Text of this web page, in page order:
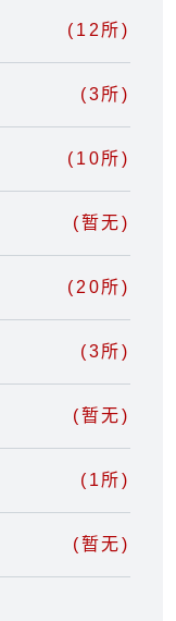
(12所)
(3所)
(10所)
(暂无)
(20所)
(3所)
(暂无)
(1所)
(暂无)